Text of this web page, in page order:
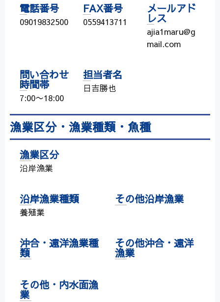
電話番号
09019832500
FAX番号
0559413711
メールアド
レス
ajia1maru@g
mail.com
問い合わせ
時間帯
7:00〜18:00
担当者名
日吉勝也
漁業区分・漁業種類・魚種
漁業区分
沿岸漁業
沿岸漁業種類
養殖業
その他沿岸漁業
沖合・遠洋漁業種
類
その他沖合・遠洋
漁業
その他・内水面漁
業